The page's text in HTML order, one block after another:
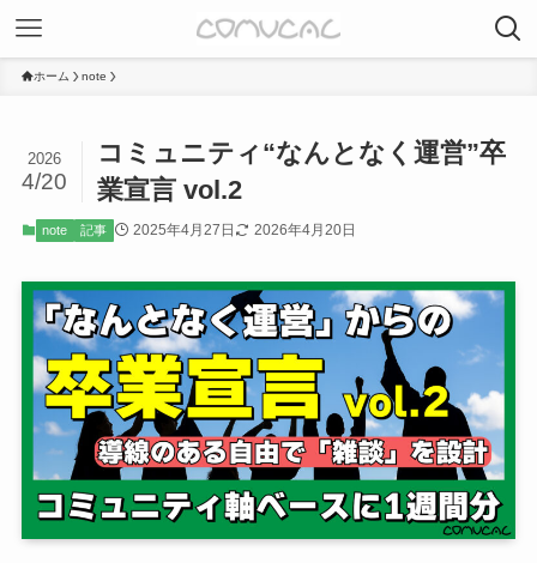
ホーム note
コミュニティ“なんとなく運営”卒
業宣言 vol.2
2026
4/20
note 記事 2025年4月27日 2026年4月20日